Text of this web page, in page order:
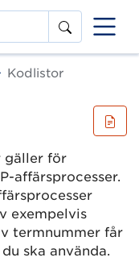
Sök
Kodlistor
gäller för
affärsprocesser.
exempelvis
termnummer får
ska använda.